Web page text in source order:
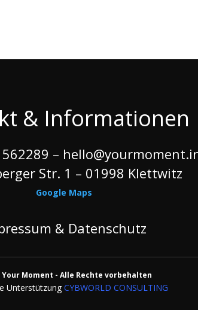
& Informationen
–
Str. 1 – 01998 Klettwitz
Google Maps
& Datenschutz
Your Moment - Alle Rechte vorbehalten
Unterstützung CYBWORLD CONSULTING